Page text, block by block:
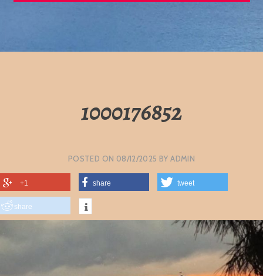
1000176852
POSTED ON 08/12/2025 BYADMIN
+1 share tweet
share